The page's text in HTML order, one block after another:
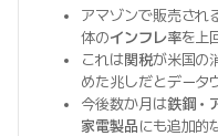
アマゾンで販売され
体のインフレ率を上
これは関税が米国の
めた兆しだとデータ
今後数か月は鉄鋼・
家電製品にも追加的